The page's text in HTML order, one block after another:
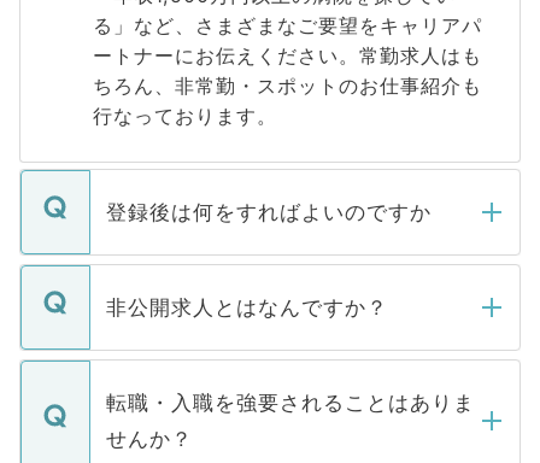
る」など、さまざまなご要望をキャリアパ
ートナーにお伝えください。常勤求人はも
ちろん、非常勤・スポットのお仕事紹介も
行なっております。
登録後は何をすればよいのですか
ご登録いただきましたら、弊社担当者がご
登録内容を確認し、その後メールもしくは
ます。通常、5営業日以内にはご連絡をせて
いただきますので、しばらくお待ちくださ
非公開求人とはなんですか？
マイナビDOCTORで取り扱っている求人の
うち約3割は、Webサイトからご覧いただ
けない「非公開求人」です。非公開求人は
下記の理由によって、一般には公開してい
転職・入職を強要されることはありま
せんか？